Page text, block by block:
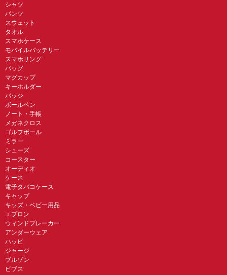
シャツ
パンツ
スウェット
タオル
スマホケース
モバイルバッテリー
スマホリング
バッグ
マグカップ
キーホルダー
バッジ
ボールペン
ノート・手帳
メガネクロス
ゴルフボール
ミラー
シューズ
コースター
オーディオ
ケース
電子タバコケース
キャップ
キッズ・ベビー用品
エプロン
ウィンドブレーカー
アンダーウェア
ハッピ
ジャージ
ブルゾン
ビブス